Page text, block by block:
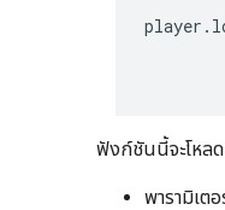
ฟังก์ชันนี้จะโหลด
พารามิเต